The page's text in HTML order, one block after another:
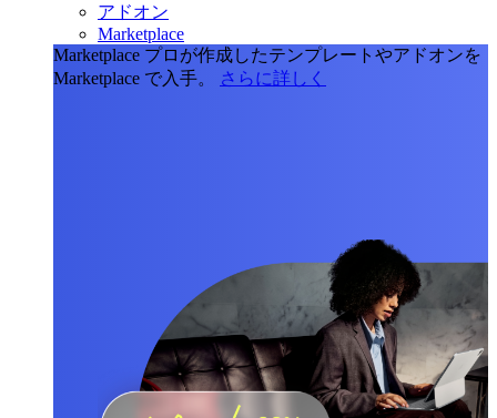
アドオン
Marketplace
Marketplace プロが作成したテンプレートやアドオンを
Marketplace で入手。
さらに詳しく